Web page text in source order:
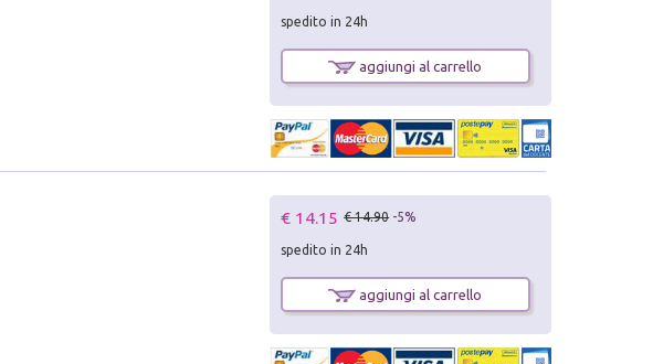
spedito in 24h
aggiungi al carrello
€ 14.15 € 14.90 -5%
spedito in 24h
aggiungi al carrello